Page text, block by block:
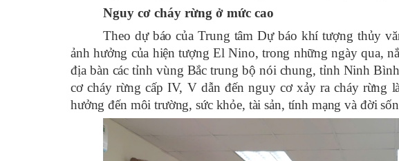
Nguy cơ cháy rừng ở mức cao
Theo dự báo của Trung tâm Dự báo khí tượng thủy
ảnh hưởng của hiện tượng El Nino, trong những ngày qua,
địa bàn các tỉnh vùng Bắc trung bộ nói chung, tỉnh Ninh
cơ cháy rừng cấp IV, V dẫn đến nguy cơ xảy ra cháy rừng
hưởng đến môi trường, sức khỏe, tài sản, tính mạng và đời